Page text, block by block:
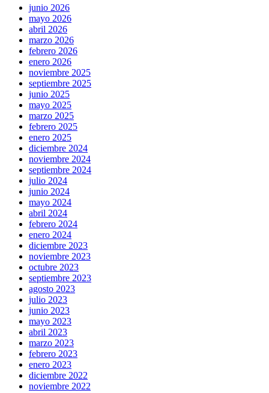
junio 2026
mayo 2026
abril 2026
marzo 2026
febrero 2026
enero 2026
noviembre 2025
septiembre 2025
junio 2025
mayo 2025
marzo 2025
febrero 2025
enero 2025
diciembre 2024
noviembre 2024
septiembre 2024
julio 2024
junio 2024
mayo 2024
abril 2024
febrero 2024
enero 2024
diciembre 2023
noviembre 2023
octubre 2023
septiembre 2023
agosto 2023
julio 2023
junio 2023
mayo 2023
abril 2023
marzo 2023
febrero 2023
enero 2023
diciembre 2022
noviembre 2022